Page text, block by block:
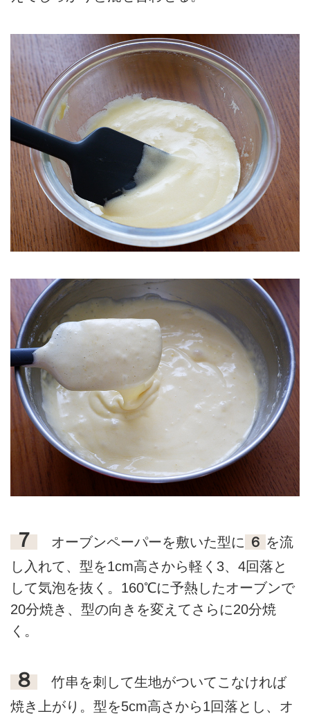
７ オーブンペーパーを敷いた型に ６ を流
し入れて、型を1cm高さから軽く3、4回落と
して気泡を抜く。160℃に予熱したオーブンで
20分焼き、型の向きを変えてさらに20分焼
く。
８
竹串を刺して生地がついてこなければ
焼き上がり。型を5cm高さから1回落とし、オ